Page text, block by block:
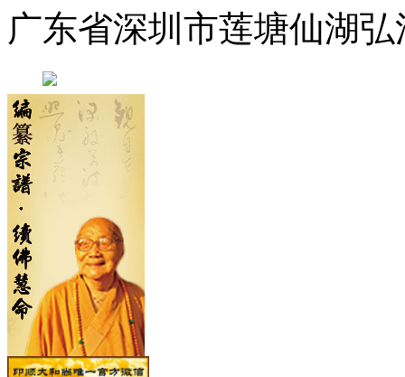
广东省深圳市莲塘仙湖弘